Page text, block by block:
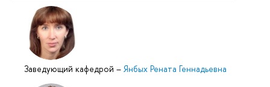
Заведующий кафедрой – Янбых Рената Геннадьевна